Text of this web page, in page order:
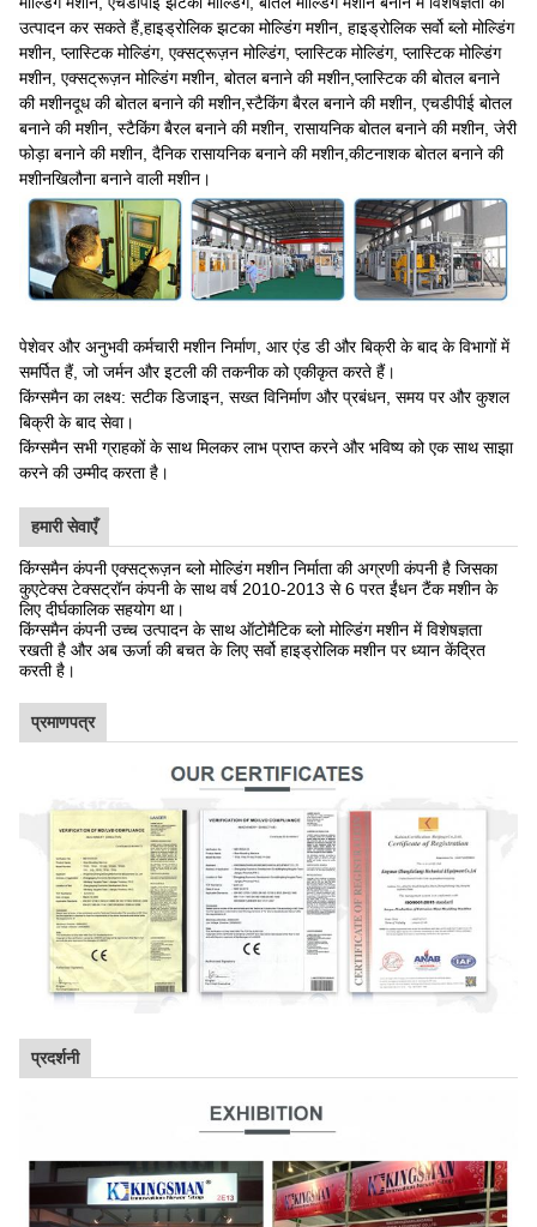
उत्पादन कर सकते हैं,हाइड्रोलिक झटका मोल्डिंग मशीन, हाइड्रोलिक सर्वो ब्लो मोल्डिंग
मशीन, प्लास्टिक मोल्डिंग, एक्सट्रूज़न मोल्डिंग, प्लास्टिक मोल्डिंग, प्लास्टिक मोल्डिंग
मशीन, एक्सट्रूज़न मोल्डिंग मशीन, बोतल बनाने की मशीन,प्लास्टिक की बोतल बनाने
की मशीनदूध की बोतल बनाने की मशीन,स्टैकिंग बैरल बनाने की मशीन, एचडीपीई बोतल
बनाने की मशीन, स्टैकिंग बैरल बनाने की मशीन, रासायनिक बोतल बनाने की मशीन, जेरी
फोड़ा बनाने की मशीन, दैनिक रासायनिक बनाने की मशीन,कीटनाशक बोतल बनाने की
मशीनखिलौना बनाने वाली मशीन।
पेशेवर और अनुभवी कर्मचारी मशीन निर्माण, आर एंड डी और बिक्री के बाद के विभागों में
समर्पित हैं, जो जर्मन और इटली की तकनीक को एकीकृत करते हैं।
किंग्समैन का लक्ष्य: सटीक डिजाइन, सख्त विनिर्माण और प्रबंधन, समय पर और कुशल
बिक्री के बाद सेवा।
किंग्समैन सभी ग्राहकों के साथ मिलकर लाभ प्राप्त करने और भविष्य को एक साथ साझा
करने की उम्मीद करता है।
हमारी सेवाएँ
किंग्समैन कंपनी एक्सट्रूज़न ब्लो मोल्डिंग मशीन निर्माता की अग्रणी कंपनी है जिसका
कुएटेक्स टेक्सट्रॉन कंपनी के साथ वर्ष 2010-2013 से 6 परत ईंधन टैंक मशीन के
लिए दीर्घकालिक सहयोग था।
किंग्समैन कंपनी उच्च उत्पादन के साथ ऑटोमैटिक ब्लो मोल्डिंग मशीन में विशेषज्ञता
रखती है और अब ऊर्जा की बचत के लिए सर्वो हाइड्रोलिक मशीन पर ध्यान केंद्रित
करती है।
प्रमाणपत्र
प्रदर्शनी